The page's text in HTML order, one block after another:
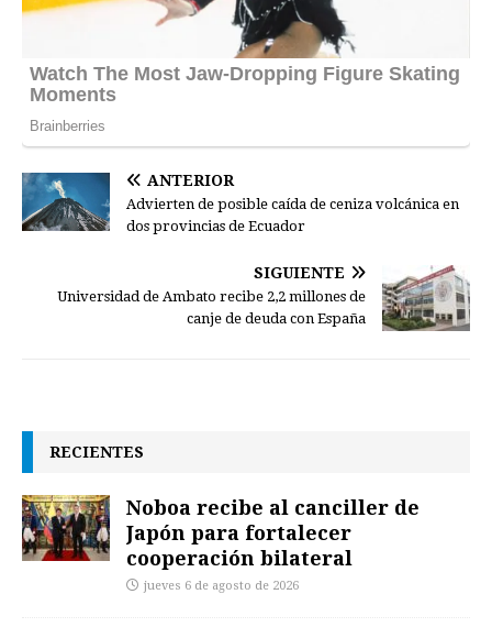
ANTERIOR
Advierten de posible caída de ceniza volcánica en
dos provincias de Ecuador
SIGUIENTE
Universidad de Ambato recibe 2,2 millones de
canje de deuda con España
RECIENTES
Noboa recibe al canciller de
Japón para fortalecer
cooperación bilateral
jueves 6 de agosto de 2026